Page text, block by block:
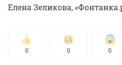
Елена Зеликова,
0 0 0